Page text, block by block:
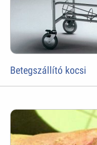
Betegszállító kocsi